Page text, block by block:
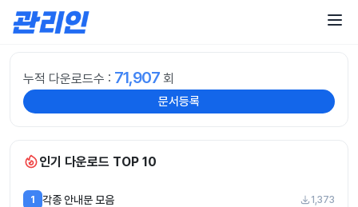
누적 다운로드수 : 71,907 회
문서등록
인기 다운로드 TOP 10
1 각종 안내문 모음 1,373